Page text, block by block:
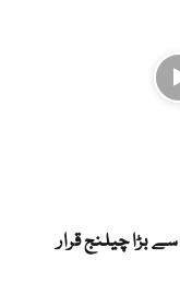
بڑا چیلنج قرار